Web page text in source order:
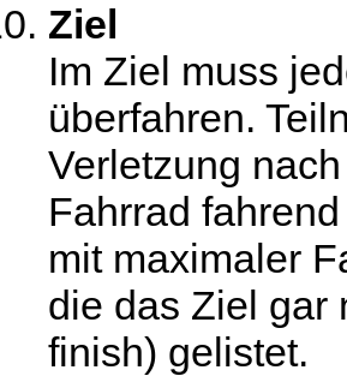
Ziel
Im Ziel muss
überfahren.
Verletzung
Fahrrad
mit maximaler
die das Ziel gar
finish) gelistet.